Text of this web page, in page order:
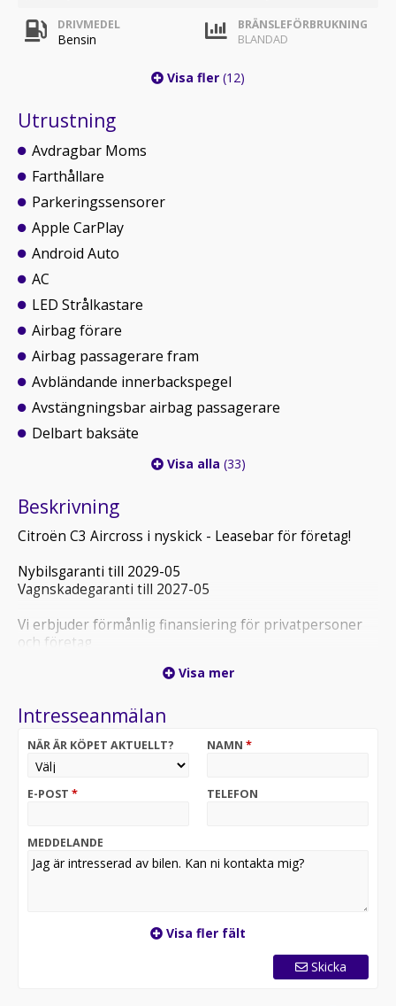
DRIVMEDEL
Bensin
BRÄNSLEFÖRBRUKNING
BLANDAD
Visa fler (12)
Utrustning
Avdragbar Moms
Farthållare
Parkeringssensorer
Apple CarPlay
Android Auto
AC
LED Strålkastare
Airbag förare
Airbag passagerare fram
Avbländande innerbackspegel
Avstängningsbar airbag passagerare
Delbart baksäte
Visa alla (33)
Beskrivning
Citroën C3 Aircross i nyskick - Leasebar för företag!
Nybilsgaranti till 2029-05
Vagnskadegaranti till 2027-05
Vi erbjuder förmånlig finansiering för privatpersoner
och företag
Visa mer
Intresseanmälan
NÄR ÄR KÖPET AKTUELLT? NAMN *
E-POST * TELEFON
MEDDELANDE
Visa fler fält
Skicka